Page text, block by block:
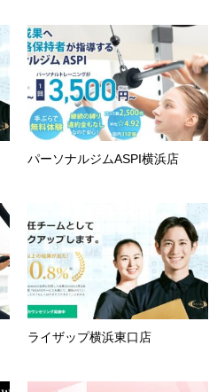
パーソナルジムASPI横浜店
ライザップ横浜東口店